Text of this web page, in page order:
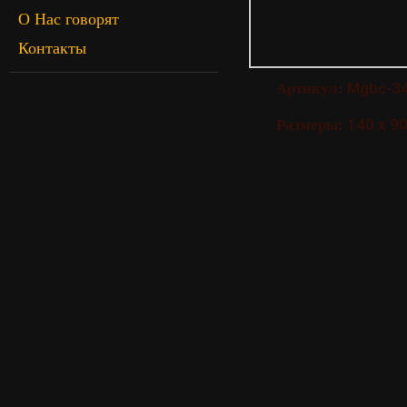
О Нас говорят
Контакты
Артикул: Mgbc-
Размеры: 140 х